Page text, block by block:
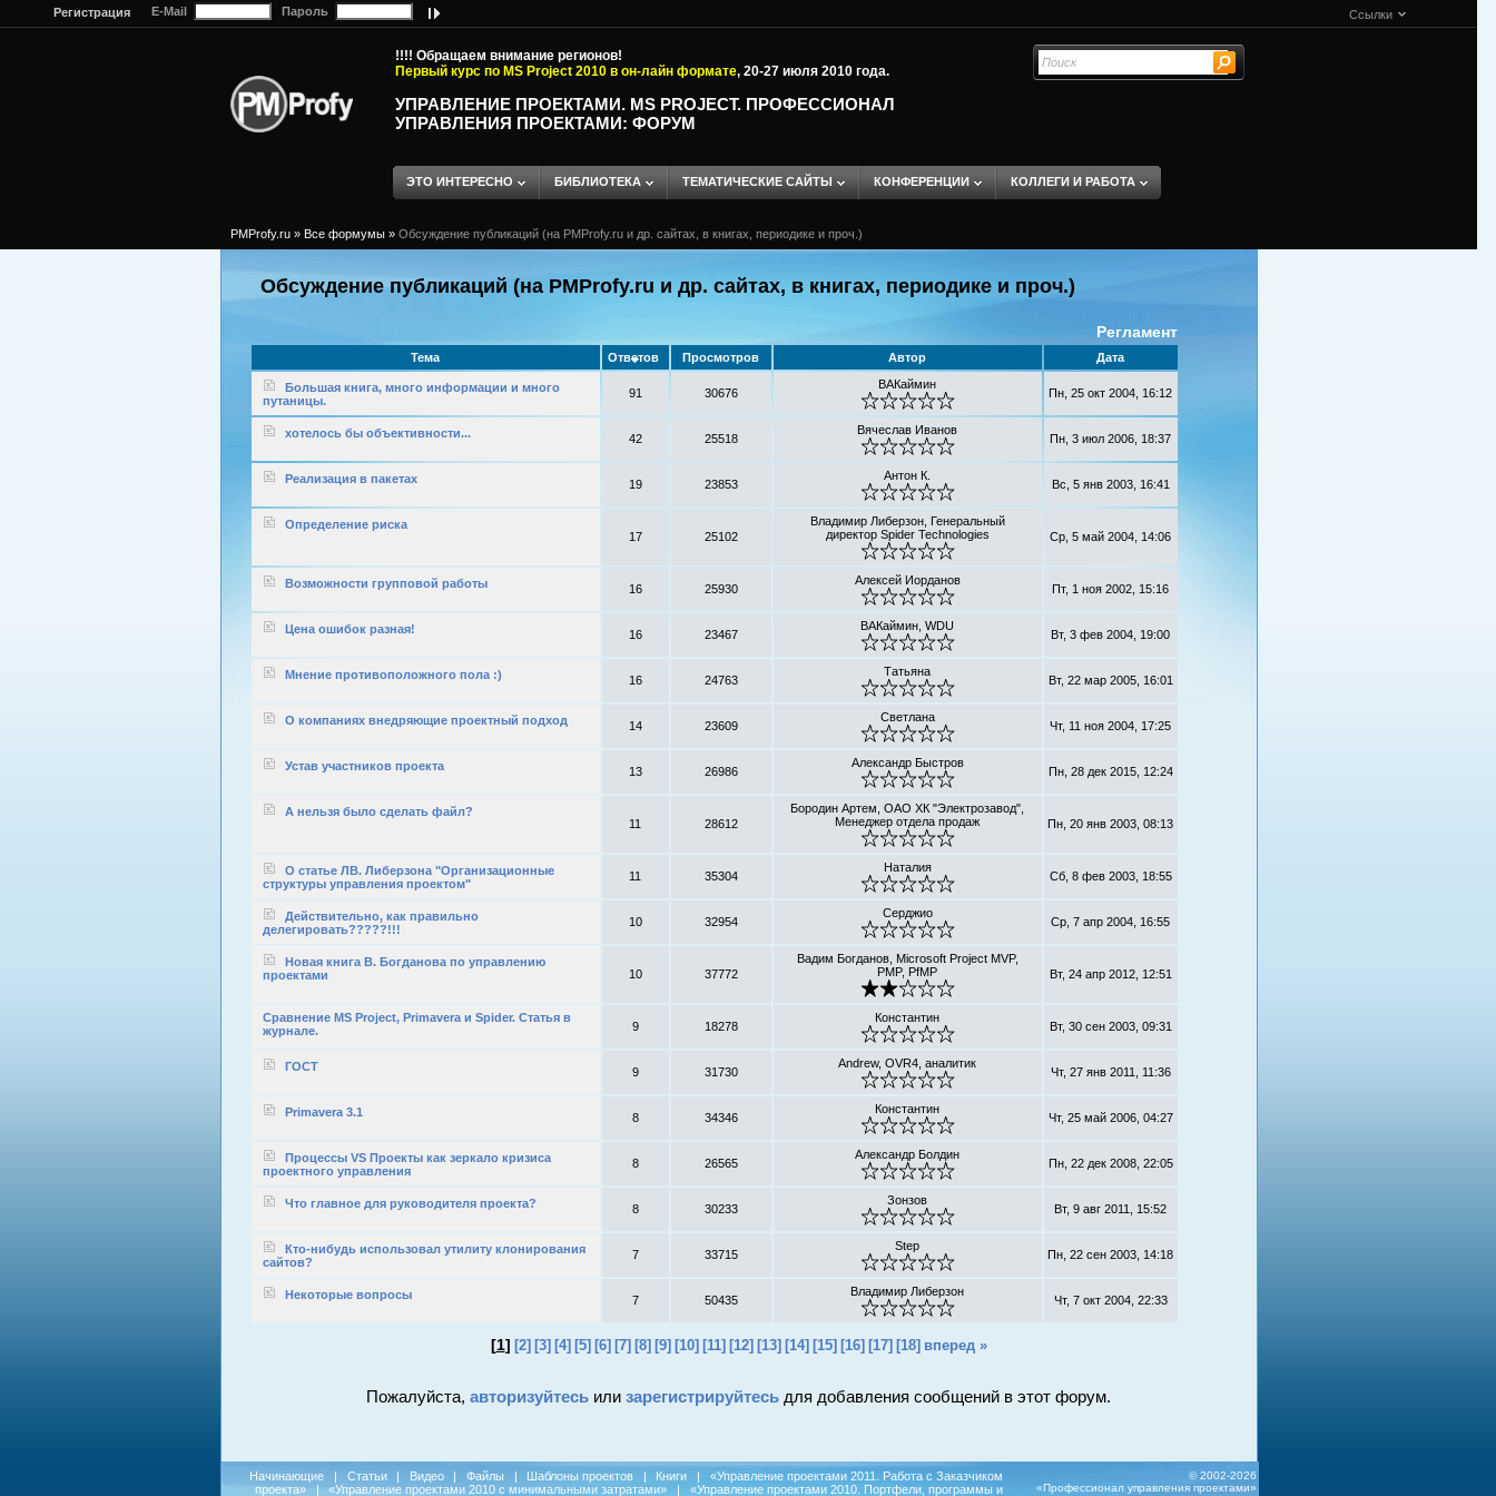
Регистрация E-Mail Пароль Ссылки
!!!! Обращаем внимание регионов!
Первый курс по MS Project 2010 в он-лайн формате, 20-27 июля 2010 года.
УПРАВЛЕНИЕ ПРОЕКТАМИ. MS PROJECT. ПРОФЕССИОНАЛ
УПРАВЛЕНИЯ ПРОЕКТАМИ: ФОРУМ
ЭТО ИНТЕРЕСНО БИБЛИОТЕКА ТЕМАТИЧЕСКИЕ САЙТЫ КОНФЕРЕНЦИИ КОЛЛЕГИ И РАБОТА
PMProfy.ru » Все формумы » Обсуждение публикаций (на PMProfy.ru и др. сайтах, в книгах, периодике и проч.)
Обсуждение публикаций (на PMProfy.ru и др. сайтах, в книгах, периодике и проч.)
Регламент
Тема Ответов Просмотров Автор Дата
Большая книга, много информации и много
путаницы.
91 30676
ВАКаймин
Пн, 25 окт 2004, 16:12
хотелось бы объективности... 42 25518
Вячеслав Иванов
Пн, 3 июл 2006, 18:37
Реализация в пакетах 19 23853
Антон К.
Вс, 5 янв 2003, 16:41
Определение риска
17
25102
Владимир Либерзон, Генеральный
директор Spider Technologies
Ср, 5 май 2004, 14:06
Возможности групповой работы 16 25930
Алексей Иорданов
Пт, 1 ноя 2002, 15:16
Цена ошибок разная! 16 23467
ВАКаймин, WDU
Вт, 3 фев 2004, 19:00
Мнение противоположного пола :) 16 24763
Татьяна
Вт, 22 мар 2005, 16:01
О компаниях внедряющие проектный подход 14 23609
Светлана
Чт, 11 ноя 2004, 17:25
Устав участников проекта 13 26986
Александр Быстров
Пн, 28 дек 2015, 12:24
А нельзя было сделать файл?
11
28612
Бородин Артем, ОАО ХК "Электрозавод",
Менеджер отдела продаж
Пн, 20 янв 2003, 08:13
О статье ЛВ. Либерзона "Организационные
структуры управления проектом"
11 35304
Наталия
Сб, 8 фев 2003, 18:55
Действительно, как правильно
делегировать?????!!!
10 32954
Серджио
Ср, 7 апр 2004, 16:55
Новая книга В. Богданова по управлению
проектами
10 37772
Вадим Богданов, Microsoft Project MVP,
PMP, PfMP
Вт, 24 апр 2012, 12:51
Сравнение MS Project, Primavera и Spider. Статья в
журнале.
9 18278
Константин
Вт, 30 сен 2003, 09:31
ГОСТ 9 31730
Andrew, OVR4, аналитик
Чт, 27 янв 2011, 11:36
Primavera 3.1 8 34346
Константин
Чт, 25 май 2006, 04:27
Процессы VS Проекты как зеркало кризиса
проектного управления
8 26565
Александр Болдин
Пн, 22 дек 2008, 22:05
Что главное для руководителя проекта? 8 30233
Зонзов
Вт, 9 авг 2011, 15:52
Кто-нибудь использовал утилиту клонирования
сайтов?
7 33715
Step
Пн, 22 сен 2003, 14:18
Некоторые вопросы 7 50435
Владимир Либерзон
Чт, 7 окт 2004, 22:33
[1] [2] [3] [4] [5] [6] [7] [8] [9] [10] [11] [12] [13] [14] [15] [16] [17] [18] вперед »
Пожалуйста, авторизуйтесь или зарегистрируйтесь для добавления сообщений в этот форум.
Начинающие | Статьи | Видео | Файлы | Шаблоны проектов | Книги |
«Управление проектами 2011. Работа с Заказчиком
проекта»
| «Управление проектами 2010 с минимальными затратами» | «Управление проектами 2010. Портфели, программы и
© 2002-2026
«Профессионал управления проектами»